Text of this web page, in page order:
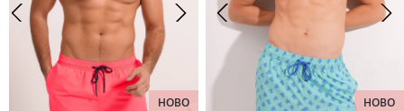
Спорт
Аксесоари
Следете не
НОВО НОВО